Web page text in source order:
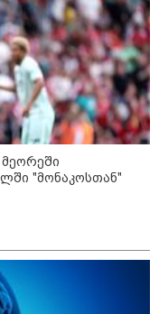
ნიშნების
ვინ
40 წლის
"მონაკოსთან"